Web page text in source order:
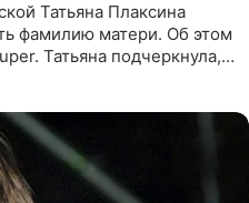
Татьяна Плаксина
фамилию матери. Об этом
Татьяна подчеркнула,